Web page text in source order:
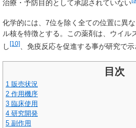
治療・予防目的として承認されていない
化学的には、7位を除く全ての位置に異
ル核を特徴とする。この薬剤は、ウイル
し[10] 、免疫反応を促進する事が研究で示
目次
1 販売状況
2 作用機序
3 臨床使用
4 研究開発
5 副作用